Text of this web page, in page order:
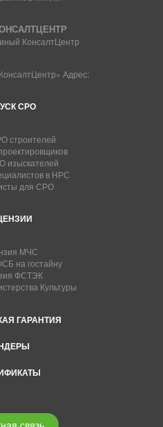
КонсалтЦентр
Адрес:
СРО
строителей
изыскателей
в НРС
для СРО
МЧС
на гостайну
ФСТЭК
Культуры
ГАРАНТИЯ
связь